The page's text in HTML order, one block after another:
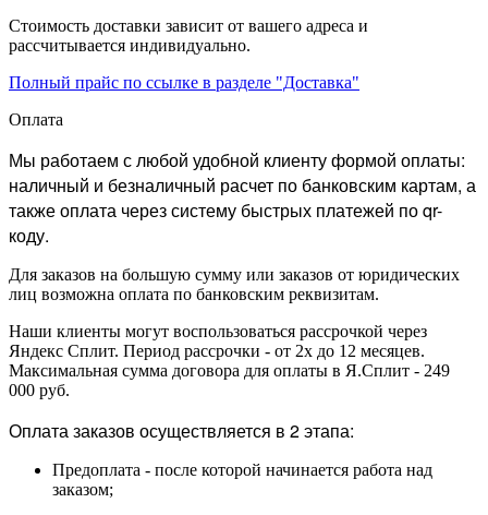
Стоимость доставки зависит от вашего адреса и
рассчитывается индивидуально.
Полный прайс по ссылке в разделе "Доставка"
Оплата
Мы работаем с любой удобной клиенту формой оплаты:
наличный и безналичный расчет по банковским картам, а
также оплата через систему быстрых платежей по qr-
коду.
Для заказов на большую сумму или заказов от юридических
лиц возможна оплата по банковским реквизитам.
Наши клиенты могут воспользоваться рассрочкой через
Яндекс Сплит. Период рассрочки - от 2х до 12 месяцев.
Максимальная сумма договора для оплаты в Я.Сплит - 249
000 руб.
Оплата заказов осуществляется в 2 этапа:
Предоплата - после которой начинается работа над
заказом;